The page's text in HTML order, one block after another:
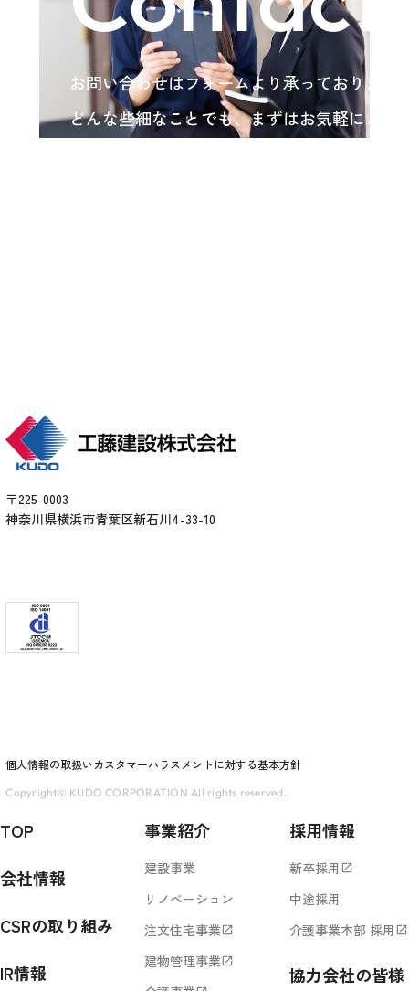
お問い合わせはフォームより承っております
どんな些細なことでも、まずはお気軽にご相
〒225-0003
神奈川県横浜市青葉区新石川4-33-10
個人情報の取扱いカスタマーハラスメントに対する基本方針
Copyright© KUDO CORPORATION All rights reserved.
TOP
会社情報
CSRの取り組み
IR情報
事業紹介
建設事業
リノベーション
注文住宅事業 open_in_new
建物管理事業 open_in_new
採用情報
新卒採用 open_in_new
中途採用
介護事業本部 採用 open_in_new
協力会社の皆様